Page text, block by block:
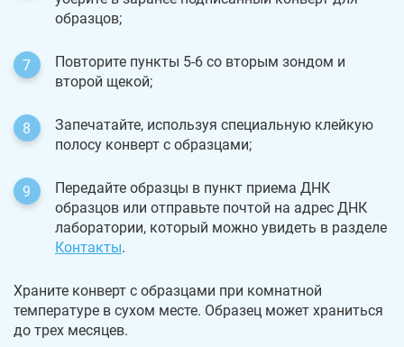
образцов;
Повторите пункты 5-6 со вторым зондом и
второй щекой;
Запечатайте, используя специальную клейкую
полосу конверт с образцами;
Передайте образцы в пункт приема ДНК
образцов или отправьте почтой на адрес ДНК
лаборатории, который можно увидеть в разделе
Контакты.
Храните конверт с образцами при комнатной
температуре в сухом месте. Образец может храниться
до трех месяцев.